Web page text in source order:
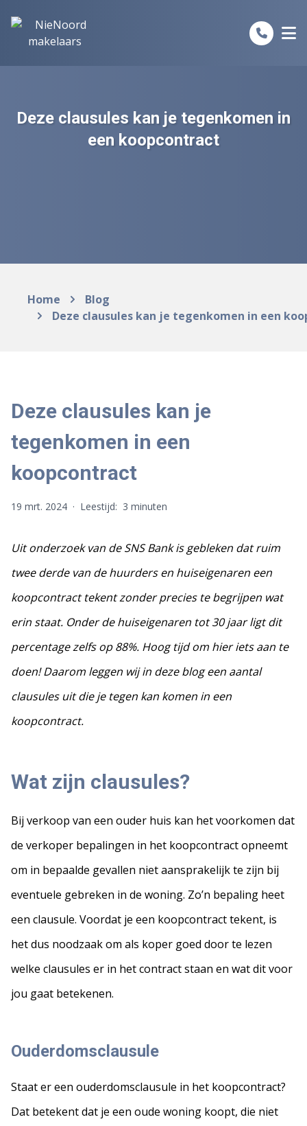
Deze clausules kan je tegenkomen in
een koopcontract
Home
Blog
Deze clausules kan je tegenkomen in een
Deze clausules kan je
tegenkomen in een
koopcontract
19 mrt. 2024 · Leestijd: 3 minuten
Uit onderzoek van de SNS Bank is gebleken dat ruim
twee derde van de huurders en huiseigenaren een
koopcontract tekent zonder precies te begrijpen wat
erin staat. Onder de huiseigenaren tot 30 jaar ligt dit
percentage zelfs op 88%. Hoog tijd om hier iets aan te
doen! Daarom leggen wij in deze blog een aantal
clausules uit die je tegen kan komen in een
koopcontract.
Wat zijn clausules?
Bij verkoop van een ouder huis kan het voorkomen dat
de verkoper bepalingen in het koopcontract opneemt
om in bepaalde gevallen niet aansprakelijk te zijn bij
eventuele gebreken in de woning. Zo’n bepaling heet
een clausule. Voordat je een koopcontract tekent, is
het dus noodzaak om als koper goed door te lezen
welke clausules er in het contract staan en wat dit voor
jou gaat betekenen.
Ouderdomsclausule
Staat er een ouderdomsclausule in het koopcontract?
Dat betekent dat je een oude woning koopt, die niet